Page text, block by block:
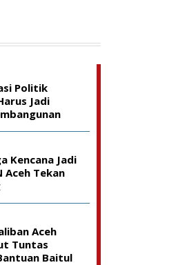
Politik
Jadi
Kencana Jadi
Aceh Tekan
Aceh
Tuntas
Baitul